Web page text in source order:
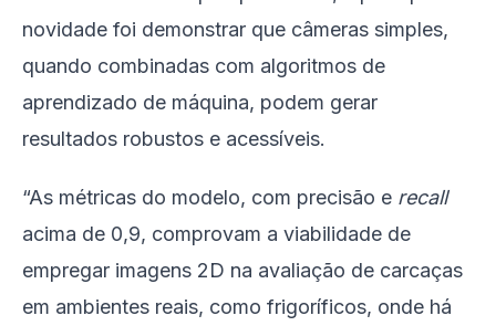
novidade foi demonstrar que câmeras simples,
quando combinadas com algoritmos de
aprendizado de máquina, podem gerar
resultados robustos e acessíveis.
“As métricas do modelo, com precisão e recall
acima de 0,9, comprovam a viabilidade de
empregar imagens 2D na avaliação de carcaças
em ambientes reais, como frigoríficos, onde há